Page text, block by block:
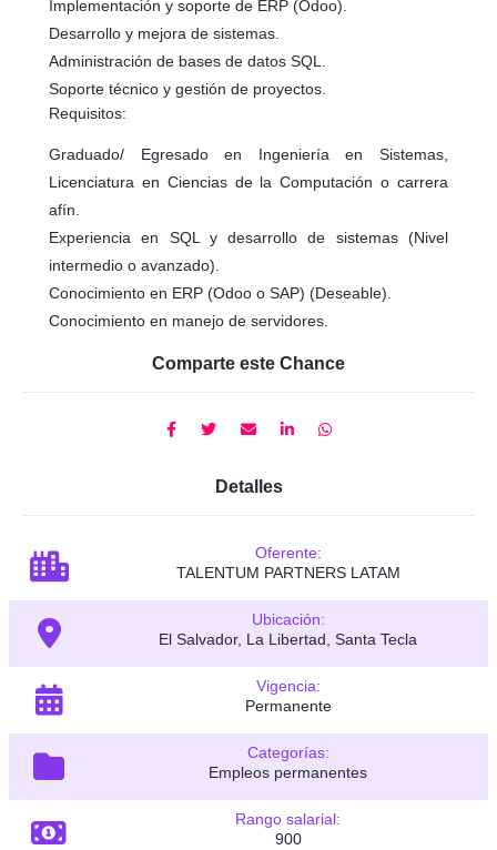
Implementación y soporte de ERP (Odoo).
Desarrollo y mejora de sistemas.
Administración de bases de datos SQL.
Soporte técnico y gestión de proyectos.
Requisitos:
Graduado/ Egresado en Ingeniería en Sistemas,
Licenciatura en Ciencias de la Computación o carrera
afín.
Experiencia en SQL y desarrollo de sistemas (Nivel
intermedio o avanzado).
Conocimiento en ERP (Odoo o SAP) (Deseable).
Conocimiento en manejo de servidores.
Comparte este Chance
Detalles
Oferente:
TALENTUM PARTNERS LATAM
Ubicación:
El Salvador, La Libertad, Santa Tecla
Vigencia:
Permanente
Categorías:
Empleos permanentes
Rango salarial:
900